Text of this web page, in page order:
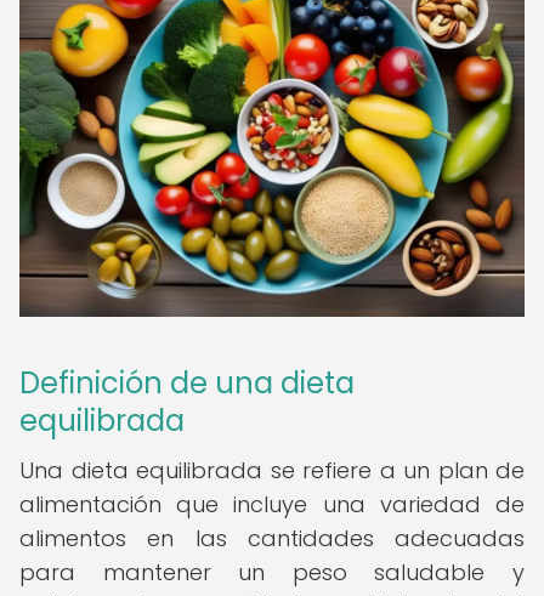
Definición de una dieta
equilibrada
Una dieta equilibrada se refiere a un plan de
alimentación que incluye una variedad de
alimentos en las cantidades adecuadas
para mantener un peso saludable y